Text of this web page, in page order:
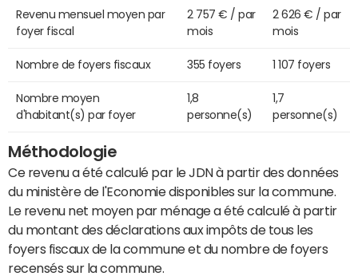
Revenu mensuel moyen par
foyer fiscal
2 757 € / par
mois
2 626 € / par
mois
Nombre de foyers fiscaux 355 foyers 1 107 foyers
Nombre moyen
d'habitant(s) par foyer
1,8
personne(s)
1,7
personne(s)
Méthodologie
Ce revenu a été calculé par le JDN à partir des données
du ministère de l'Economie disponibles sur la commune.
Le revenu net moyen par ménage a été calculé à partir
du montant des déclarations aux impôts de tous les
foyers fiscaux de la commune et du nombre de foyers
recensés sur la commune.